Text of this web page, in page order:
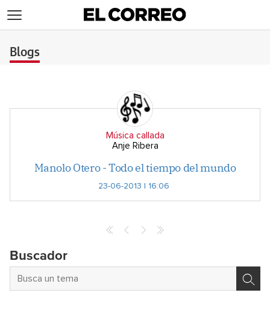
Blogs
Música callada
Anje Ribera
Manolo Otero - Todo el tiempo del mundo
23-06-2013 | 16:06
Buscador